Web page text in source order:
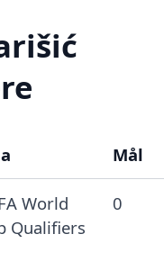
Mål
World
Qualifiers
0